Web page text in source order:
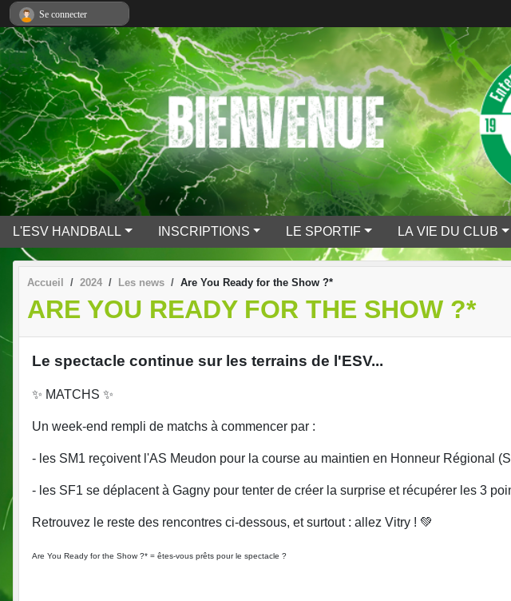
L'ESV HANDBALL INSCRIPTIONS LE SPORTIF LA VIE DU CLUB
Accueil 2024 Les news Are You Ready for the Show ?*
ARE YOU READY FOR THE SHOW ?*
Le spectacle continue sur les terrains de l'ESV...
✨ MATCHS ✨
Un week-end rempli de matchs à commencer par :
- les SM1 reçoivent l'AS Meudon pour la course au maintien en Honneur Régional
- les SF1 se déplacent à Gagny pour tenter de créer la surprise et récupérer les 3
Retrouvez le reste des rencontres ci-dessous, et surtout : allez Vitry ! 💚
Are You Ready for the Show ?* = êtes-vous prêts pour le spectacle ?
Se connecter
Panneau de gestion des cookies